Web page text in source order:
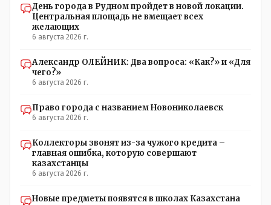
День города в Рудном пройдет в новой локации.
Центральная площадь не вмещает всех
желающих
6 августа 2026 г.
Александр ОЛЕЙНИК: Два вопроса: «Как?» и «Для
чего?»
6 августа 2026 г.
Право города с названием Новониколаевск
6 августа 2026 г.
Коллекторы звонят из-за чужого кредита –
главная ошибка, которую совершают
казахстанцы
6 августа 2026 г.
Новые предметы появятся в школах Казахстана